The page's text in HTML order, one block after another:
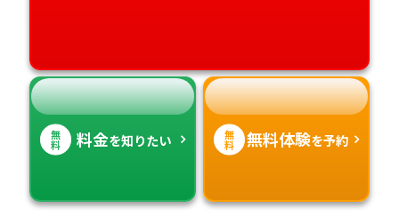
高知県
沖縄県
無
料 料金を知りたい 無
料 無料体験を予約